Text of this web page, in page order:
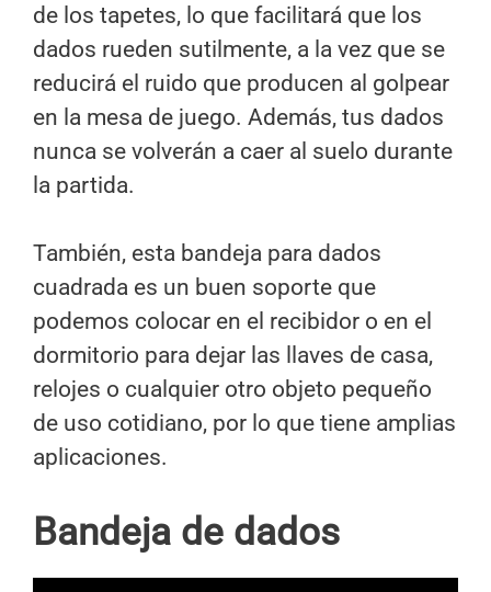
de los tapetes, lo que facilitará que los
dados rueden sutilmente, a la vez que se
reducirá el ruido que producen al golpear
en la mesa de juego. Además, tus dados
nunca se volverán a caer al suelo durante
la partida.
También, esta bandeja para dados
cuadrada es un buen soporte que
podemos colocar en el recibidor o en el
dormitorio para dejar las llaves de casa,
relojes o cualquier otro objeto pequeño
de uso cotidiano, por lo que tiene amplias
aplicaciones.
Bandeja de dados